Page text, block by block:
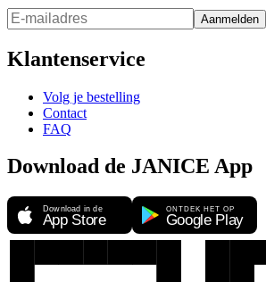
Aanmelden
Klantenservice
Volg je bestelling
Contact
FAQ
Download de JANICE App